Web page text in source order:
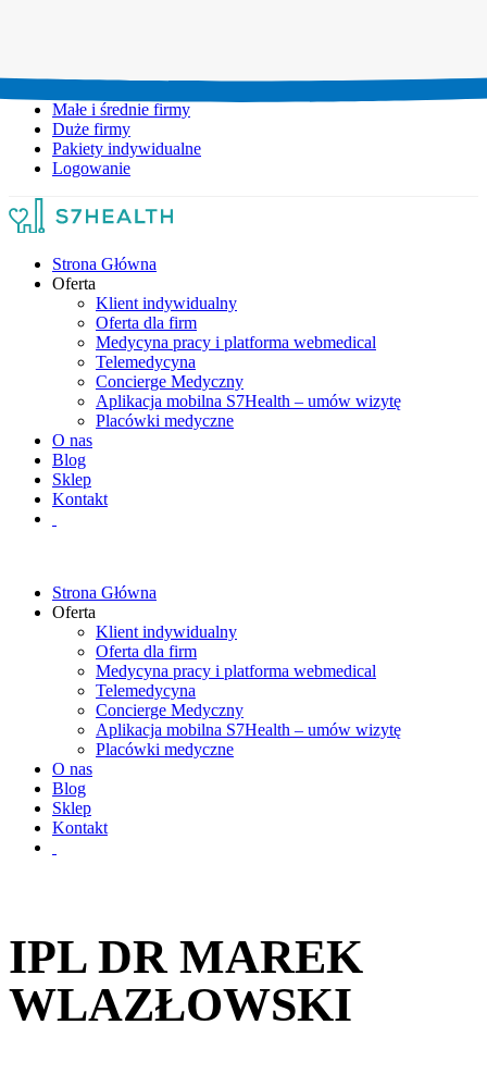
Małe i średnie firmy
Duże firmy
Pakiety indywidualne
Logowanie
Strona Główna
Oferta
Klient indywidualny
Oferta dla firm
Medycyna pracy i platforma webmedical
Telemedycyna
Concierge Medyczny
Aplikacja mobilna S7Health – umów wizytę
Placówki medyczne
O nas
Blog
Sklep
Kontakt
Strona Główna
Oferta
Klient indywidualny
Oferta dla firm
Medycyna pracy i platforma webmedical
Telemedycyna
Concierge Medyczny
Aplikacja mobilna S7Health – umów wizytę
Placówki medyczne
O nas
Blog
Sklep
Kontakt
IPL DR MAREK
WLAZŁOWSKI